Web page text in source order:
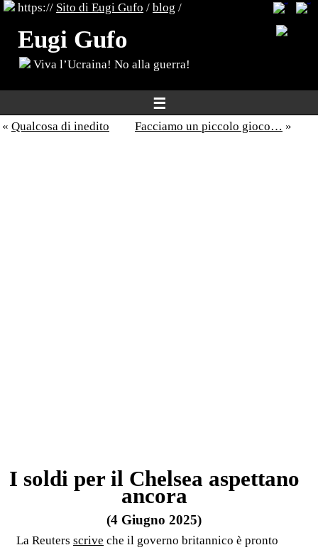
https:// Sito di Eugi Gufo / blog /
Eugi Gufo
Viva l’Ucraina! No alla guerra!
☰
« Qualcosa di inedito Facciamo un piccolo gioco… »
I soldi per il Chelsea aspettano
ancora
(4 Giugno 2025)
La Reuters scrive che il governo britannico è pronto